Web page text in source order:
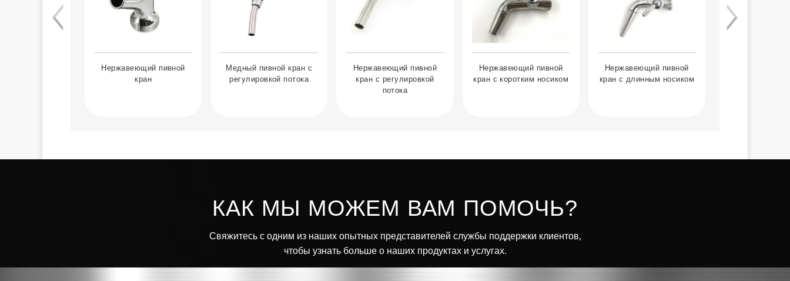
Нержавеющий пивной
кран
Медный пивной кран с
регулировкой потока
Нержавеющий пивной
кран с регулировкой
потока
Нержавеющий пивной
кран с коротким носиком
Нержавеющий пивной
кран с длинным носиком
КАК МЫ МОЖЕМ ВАМ ПОМОЧЬ?
Свяжитесь с одним из наших опытных представителей службы поддержки клиентов,
чтобы узнать больше о наших продуктах и услугах.